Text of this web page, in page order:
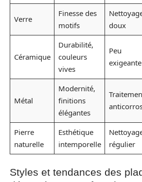
Verre
Finesse des
motifs
doux
Céramique
Durabilité,
couleurs
vives
Peu
exigeante
Métal
Modernité,
finitions
élégantes
Pierre
naturelle
Esthétique
intemporelle
régulier
Styles et tendances des